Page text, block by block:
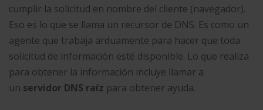
cumplir la solicitud en nombre del cliente (navegador).
Eso es lo que se llama un recursor de DNS. Es como un
agente que trabaja arduamente para hacer que toda
solicitud de información esté disponible. Lo que realiza
para obtener la información incluye llamar a
un servidor DNS raíz para obtener ayuda.